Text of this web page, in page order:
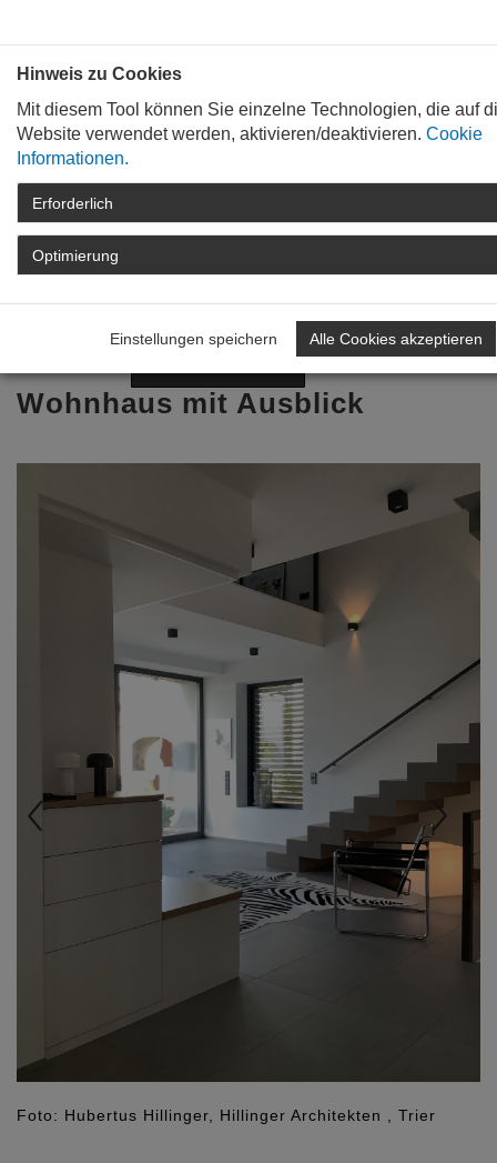
STARTSEITE
ARCHIV
TAG DER ARCHITEKTUR
2021
Zurück zur Übersicht
Nächstes Projekt
Wohnhaus mit Ausblick
Foto: Hubertus Hillinger, Hillinger Architekten , Trier
Hinweis zu Cookies
Mit diesem Tool können Sie einzelne Technologien, die auf
Website verwendet werden, aktivieren/deaktivieren. Cookie
Informationen.
Erforderlich
Optimierung
Einstellungen speichern Alle Cookies akzeptieren